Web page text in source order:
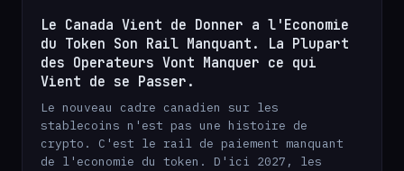
Le Canada Vient de Donner a l'Economie
du Token Son Rail Manquant. La Plupart
des Operateurs Vont Manquer ce qui
Vient de se Passer.
Le nouveau cadre canadien sur les
stablecoins n'est pas une histoire de
crypto. C'est le rail de paiement manquant
de l'economie du token. D'ici 2027, les